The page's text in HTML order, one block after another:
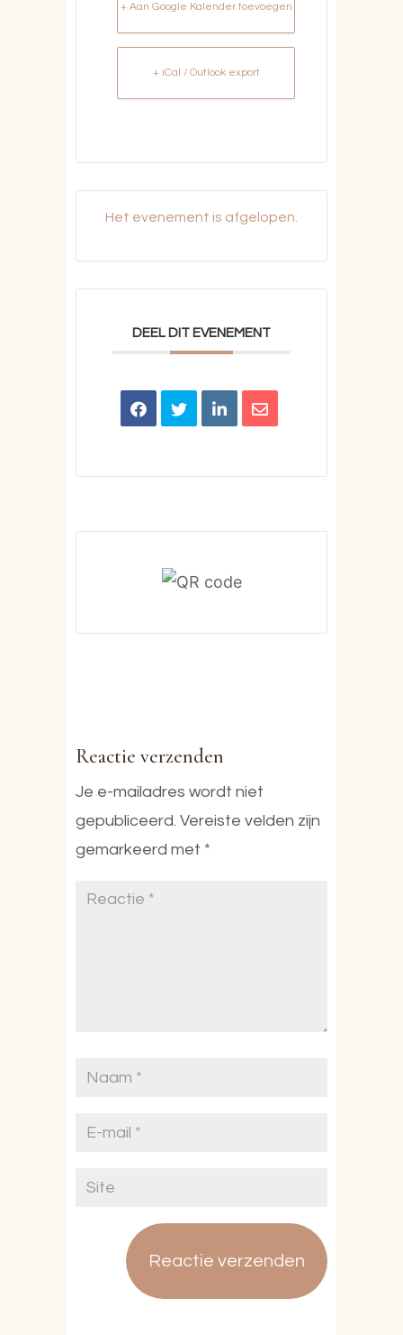
+ Aan Google Kalender toevoegen
+ iCal / Outlook export
Het evenement is afgelopen.
DEEL DIT EVENEMENT
Reactie verzenden
Je e-mailadres wordt niet
gepubliceerd. Vereiste velden zijn
gemarkeerd met *